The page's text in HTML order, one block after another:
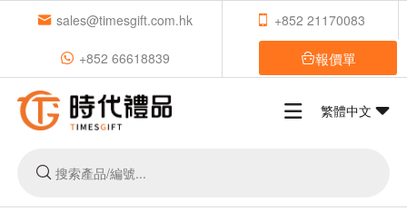
sales@timesgift.com.hk +852 21170083
+852 66618839 報價單
繁體中文